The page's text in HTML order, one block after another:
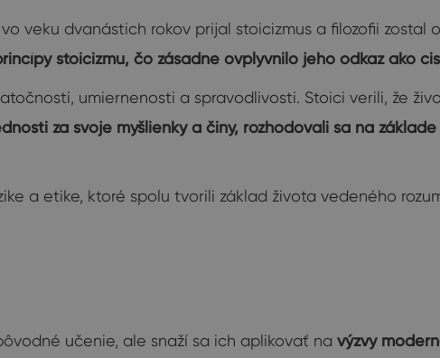
veku dvanástich rokov prijal stoicizmus a filozofii zostal
stoicizmu, čo zásadne ovplyvnilo jeho odkaz ako
umiernenosti a spravodlivosti. Stoici verili, že
za svoje myšlienky a činy, rozhodovali sa na
a etike, ktoré spolu tvorili základ života vedeného
učenie, ale snaží sa ich aplikovať na výzvy